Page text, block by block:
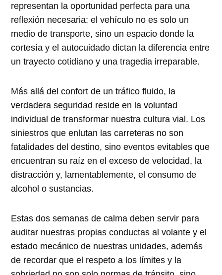
representan la oportunidad perfecta para una
reflexión necesaria: el vehículo no es solo un
medio de transporte, sino un espacio donde la
cortesía y el autocuidado dictan la diferencia entre
un trayecto cotidiano y una tragedia irreparable.
Más allá del confort de un tráfico fluido, la
verdadera seguridad reside en la voluntad
individual de transformar nuestra cultura vial. Los
siniestros que enlutan las carreteras no son
fatalidades del destino, sino eventos evitables que
encuentran su raíz en el exceso de velocidad, la
distracción y, lamentablemente, el consumo de
alcohol o sustancias.
Estas dos semanas de calma deben servir para
auditar nuestras propias conductas al volante y el
estado mecánico de nuestras unidades, además
de recordar que el respeto a los límites y la